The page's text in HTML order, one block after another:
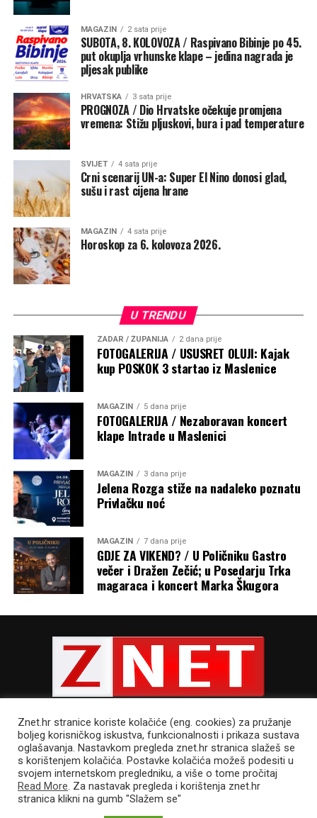
MAGAZIN 2 sata prije
SUBOTA, 8. KOLOVOZA / Raspivano Bibinje po 45.
put okuplja vrhunske klape – jedina nagrada je
pljesak publike
HRVATSKA 3 sata prije
PROGNOZA / Dio Hrvatske očekuje promjena
vremena: Stižu pljuskovi, bura i pad temperature
SVIJET 4 sata prije
Crni scenarij UN-a: Super El Nino donosi glad,
sušu i rast cijena hrane
MAGAZIN 4 sata prije
Horoskop za 6. kolovoza 2026.
U TRENDU
ZADAR / ŽUPANIJA 2 dana prije
FOTOGALERIJA / USUSRET OLUJI: Kajak
kup POSKOK 3 startao iz Maslenice
MAGAZIN 5 dana prije
FOTOGALERIJA / Nezaboravan koncert
klape Intrade u Maslenici
MAGAZIN 3 dana prije
Jelena Rozga stiže na nadaleko poznatu
Privlačku noć
MAGAZIN 7 dana prije
GDJE ZA VIKEND? / U Poličniku Gastro
večer i Dražen Zečić; u Posedarju Trka
magaraca i koncert Marka Škugora
POLITIKA PRIVATNOSTI UVJETI KORIŠTENJA
IMPRESSUM
CJENIK OGLAŠAVANJA
Znet.hr stranice koriste kolačiće (eng. cookies) za pružanje
boljeg korisničkog iskustva, funkcionalnosti i prikaza sustava
oglašavanja. Nastavkom pregleda znet.hr stranica slažeš se
s korištenjem kolačića. Postavke kolačića možeš podesiti u
svojem internetskom pregledniku, a više o tome pročitaj
Read More. Za nastavak pregleda i korištenja znet.hr
stranica klikni na gumb "Slažem se"